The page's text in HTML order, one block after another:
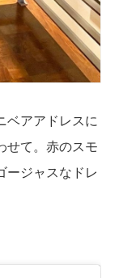
ベアアドレスに
せて。赤のスモ
ージャスなドレ